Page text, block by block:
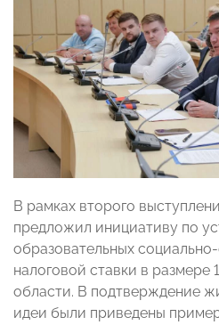
В рамках второго
предложил инициативу по
образовательных
налоговой ставки в размере
области. В подтверждение
идеи были приведены